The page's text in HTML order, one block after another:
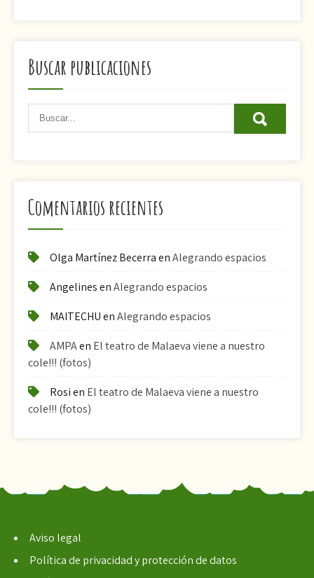
Buscar publicaciones
Comentarios recientes
Olga Martínez BecerraenAlegrando espacios
AngelinesenAlegrando espacios
MAITECHUenAlegrando espacios
AMPAen El teatro de Malaeva viene a nuestro
cole!!! (fotos)
Rosien El teatro de Malaeva viene a nuestro
cole!!! (fotos)
Aviso legal
Política de privacidad y protección de datos